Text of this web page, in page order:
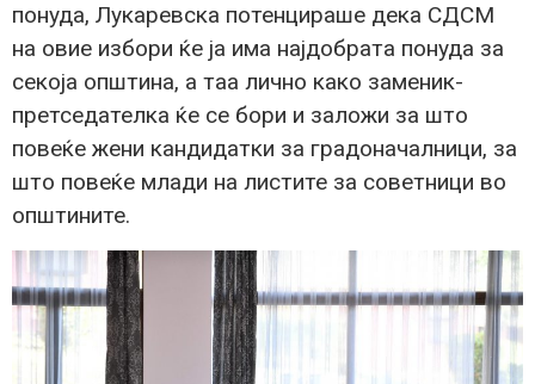
понуда, Лукаревска потенцираше дека СДСМ
на овие избори ќе ја има најдобрата понуда за
секоја општина, а таа лично како заменик-
претседателка ќе се бори и заложи за што
повеќе жени кандидатки за градоначалници, за
што повеќе млади на листите за советници во
општините.